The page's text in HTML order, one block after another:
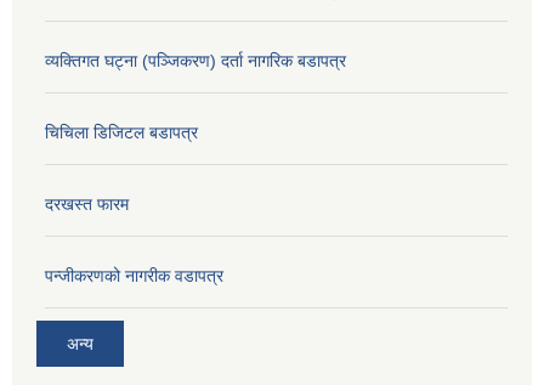
व्यक्तिगत घट्ना (पञ्जिकरण) दर्ता नागरिक बडापत्र
चिचिला डिजिटल बडापत्र
दरखस्त फारम
प‍न्जीकरणको नागरीक वडापत्र
अन्य